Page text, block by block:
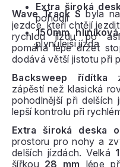
Extra široká
pohodlí
150mm
plynulejší jízda
Wave Track Sbyla
jezdce, kteří chtějí
rychlou jízdu po
pomáhá lépe držet
dodává větší jistotu při
Backsweep řídítka
zápěstí než klasická
pohodlnější při delších
lepší kontrolu při
Extra široká deska
prostoru pro nohy a
delších jízdách. Velká
šířkou 28 mm lépe